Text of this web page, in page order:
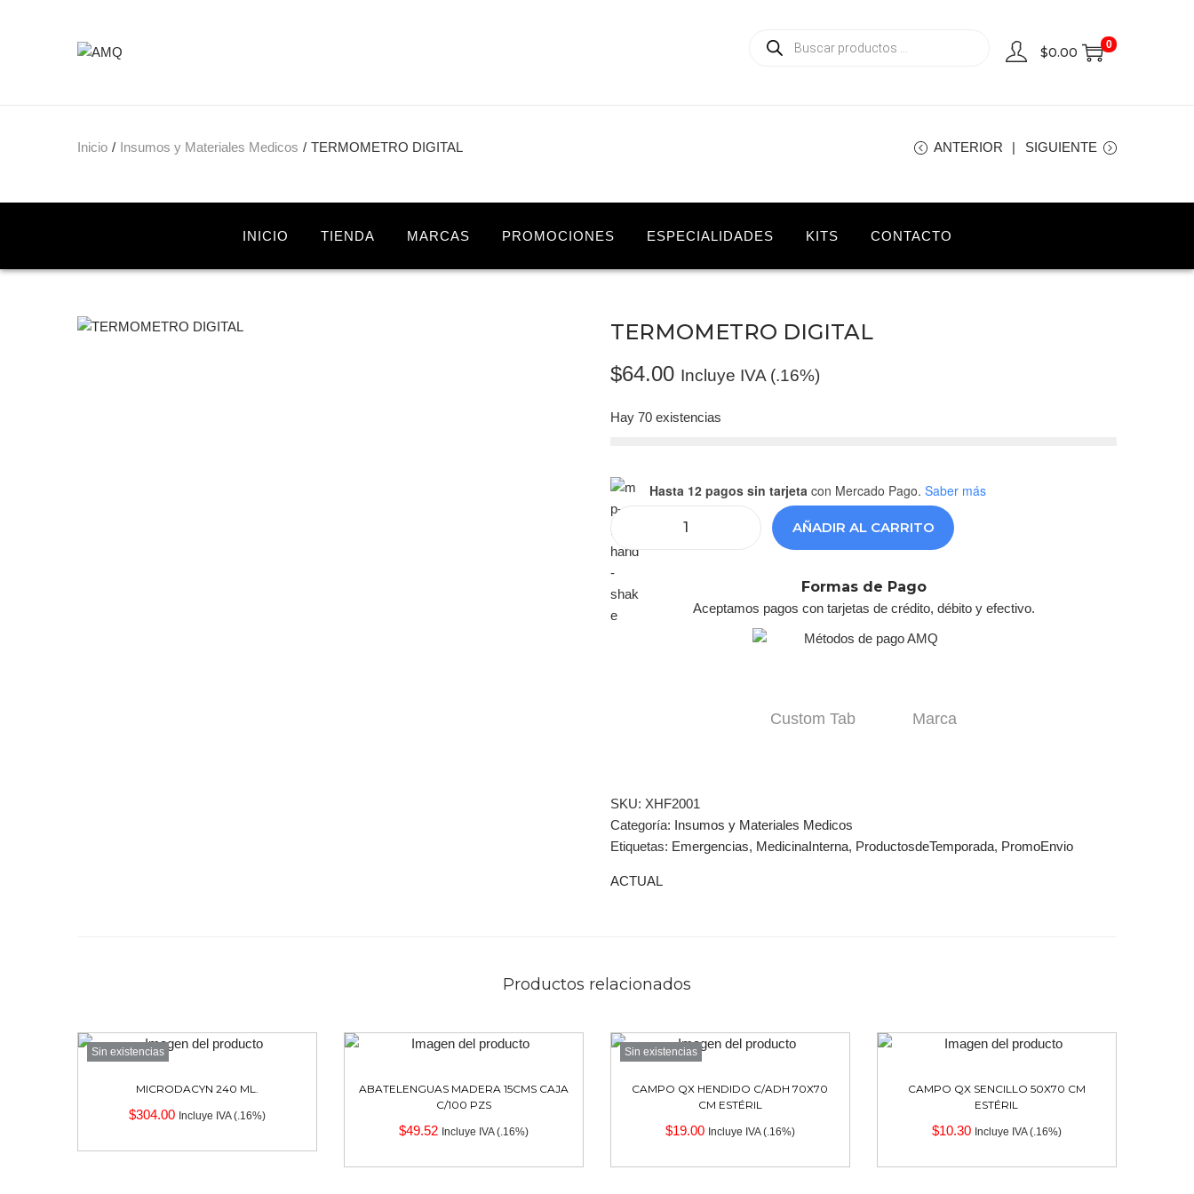
$0.00
0
Inicio / Insumos y Materiales Medicos / TERMOMETRO DIGITAL ANTERIOR SIGUIENTE
INICIO TIENDA MARCAS PROMOCIONES ESPECIALIDADES KITS CONTACTO
TERMOMETRO DIGITAL
$64.00 Incluye IVA (.16%)
Hay 70 existencias
Hasta 12 pagos sin tarjeta con Mercado Pago. Saber más
AÑADIR AL CARRITO
Formas de Pago
Aceptamos pagos con tarjetas de crédito, débito y efectivo.
Custom Tab Marca
SKU: XHF2001
Categoría: Insumos y Materiales Medicos
Etiquetas: Emergencias, MedicinaInterna, ProductosdeTemporada, PromoEnvio
ACTUAL
Productos relacionados
Sin existencias
MICRODACYN 240 ML.
$304.00 Incluye IVA (.16%)
ABATELENGUAS MADERA 15CMS CAJA
C/100 PZS
$49.52 Incluye IVA (.16%)
Sin existencias
CAMPO QX HENDIDO C/ADH 70X70
CM ESTÉRIL
$19.00 Incluye IVA (.16%)
CAMPO QX SENCILLO 50X70 CM
ESTÉRIL
$10.30 Incluye IVA (.16%)